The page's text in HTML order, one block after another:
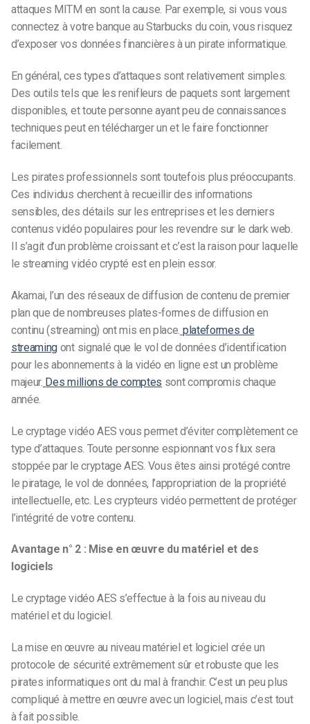
attaques MITM en sont la cause. Par exemple, si vous vous
connectez à votre banque au Starbucks du coin, vous risquez
d’exposer vos données financières à un pirate informatique.
En général, ces types d’attaques sont relativement simples.
Des outils tels que les renifleurs de paquets sont largement
disponibles, et toute personne ayant peu de connaissances
techniques peut en télécharger un et le faire fonctionner
facilement.
Les pirates professionnels sont toutefois plus préoccupants.
Ces individus cherchent à recueillir des informations
sensibles, des détails sur les entreprises et les derniers
contenus vidéo populaires pour les revendre sur le dark web.
Il s’agit d’un problème croissant et c’est la raison pour laquelle
le streaming vidéo crypté est en plein essor.
Akamai, l’un des réseaux de diffusion de contenu de premier
plan que de nombreuses plates-formes de diffusion en
continu (streaming) ont mis en place. plateformes de
streaming ont signalé que le vol de données d’identification
pour les abonnements à la vidéo en ligne est un problème
majeur. Des millions de comptes sont compromis chaque
année.
Le cryptage vidéo AES vous permet d’éviter complètement ce
type d’attaques. Toute personne espionnant vos flux sera
stoppée par le cryptage AES. Vous êtes ainsi protégé contre
le piratage, le vol de données, l’appropriation de la propriété
intellectuelle, etc. Les crypteurs vidéo permettent de protéger
l’intégrité de votre contenu.
Avantage n° 2 : Mise en œuvre du matériel et des
logiciels
Le cryptage vidéo AES s’effectue à la fois au niveau du
matériel et du logiciel.
La mise en œuvre au niveau matériel et logiciel crée un
protocole de sécurité extrêmement sûr et robuste que les
pirates informatiques ont du mal à franchir. C’est un peu plus
compliqué à mettre en œuvre avec un logiciel, mais c’est tout
à fait possible.